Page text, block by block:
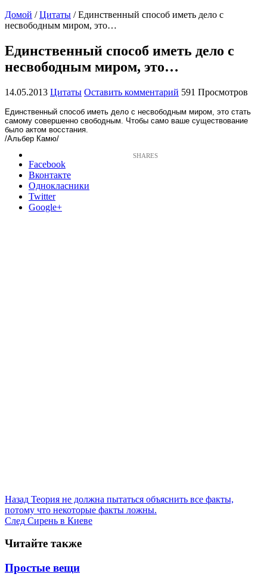
Домой / Цитаты / Единственный способ иметь дело с
несвободным миром, это…
Единственный способ иметь дело с
несвободным миром, это…
14.05.2013 Цитаты Оставить комментарий 591 Просмотров
Единственный способ иметь дело с несвободным миром, это стать
самому совершенно свободным. Чтобы само ваше существование
было актом восстания.
/Альбер Камю/
Facebook
Вконтакте
Однокласники
Twitter
Google+
Назад Теория не должна пытаться объяснить все факты,
потому что некоторые факты ложны.
След Сирень в Киеве
Читайте также
Простые вещи